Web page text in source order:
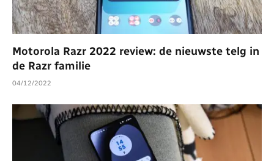
Motorola Razr 2022 review: de nieuwste telg in
de Razr familie
04/12/2022